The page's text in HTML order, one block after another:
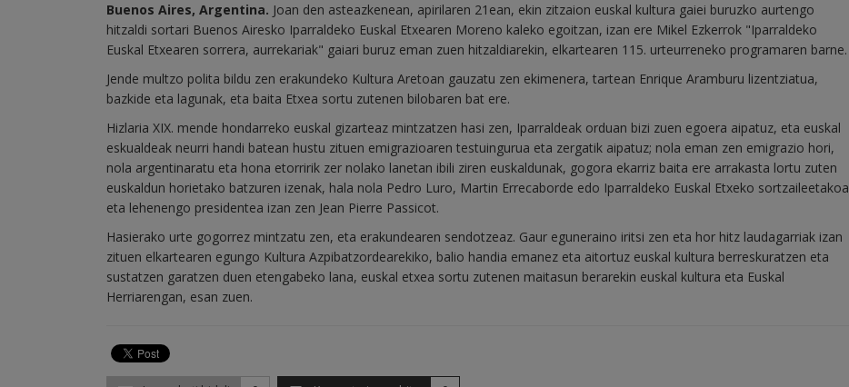
Buenos Aires, Argentina. Joan den asteazkenean, apirilaren 21ean, ekin zitzaion euskal kultura gaiei buruzko aurtengo
hitzaldi sortari Buenos Airesko Iparraldeko Euskal Etxearen Moreno kaleko egoitzan, izan ere Mikel Ezkerrok "Iparraldeko
Euskal Etxearen sorrera, aurrekariak" gaiari buruz eman zuen hitzaldiarekin, elkartearen 115. urteurreneko programaren barne.
Jende multzo polita bildu zen erakundeko Kultura Aretoan gauzatu zen ekimenera, tartean Enrique Aramburu lizentziatua,
bazkide eta lagunak, eta baita Etxea sortu zutenen bilobaren bat ere.
Hizlaria XIX. mende hondarreko euskal gizarteaz mintzatzen hasi zen, Iparraldeak orduan bizi zuen egoera aipatuz, eta euskal
eskualdeak neurri handi batean hustu zituen emigrazioaren testuingurua eta zergatik aipatuz; nola eman zen emigrazio hori,
nola argentinaratu eta hona etorririk zer nolako lanetan ibili ziren euskaldunak, gogora ekarriz baita ere arrakasta lortu zuten
euskaldun horietako batzuren izenak, hala nola Pedro Luro, Martin Errecaborde edo Iparraldeko Euskal Etxeko sortzaileetakoa
eta lehenengo presidentea izan zen Jean Pierre Passicot.
Hasierako urte gogorrez mintzatu zen, eta erakundearen sendotzeaz. Gaur eguneraino iritsi zen eta hor hitz laudagarriak izan
zituen elkartearen egungo Kultura Azpibatzordearekiko, balio handia emanez eta aitortuz euskal kultura berreskuratzen eta
sustatzen garatzen duen etengabeko lana, euskal etxea sortu zutenen maitasun berarekin euskal kultura eta Euskal
Herriarengan, esan zuen.